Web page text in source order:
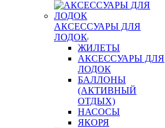
АКСЕССУАРЫ ДЛЯ
ЛОДОК
ЖИЛЕТЫ
АКСЕССУАРЫ ДЛЯ
ЛОДОК
БАЛЛОНЫ
(АКТИВНЫЙ
ОТДЫХ)
НАСОСЫ
ЯКОРЯ